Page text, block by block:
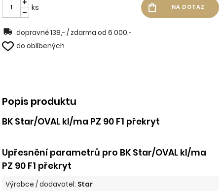
ks
dopravné 138,- / zdarma od 6 000,-
do oblíbených
Popis produktu
BK Star/OVAL kl/ma PZ 90 F1 překryt
Upřesnění parametrů pro BK Star/OVAL kl/ma
PZ 90 F1 překryt
Výrobce / dodavatel: Star